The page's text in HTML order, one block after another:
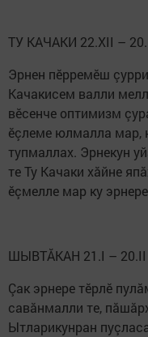
ТУ КАЧАКИ 22.XII –
Эрнен пӗрремӗш
Качакисем валли
вӗсенче оптимизм
ӗçлеме юлмалла мар,
тупмаллах. Эрнекун
те Ту Качаки хăйне
ӗçмелле мар ку
ШЫВТĂКАН 21.I – 20.II
Çак эрнере тӗрлӗ
савăнмалли те,
Ытларикунран